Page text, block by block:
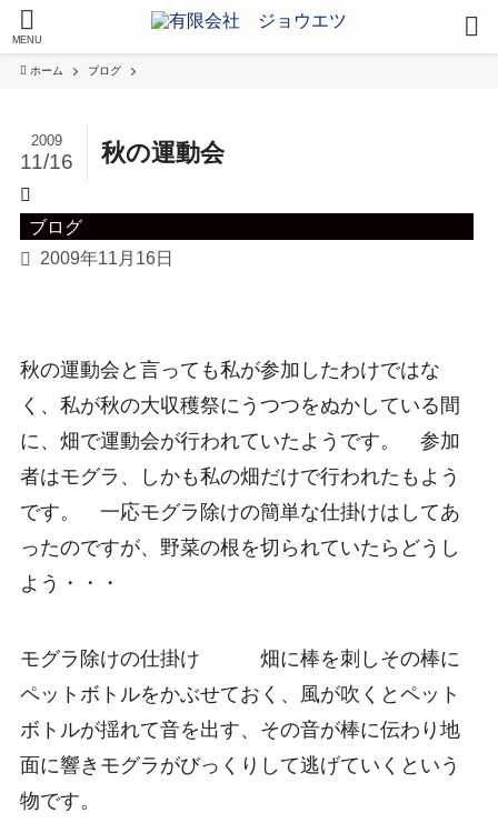
MENU
ホーム ブログ
秋の運動会
2009
11/16
ブログ
2009年11月16日
秋の運動会と言っても私が参加したわけではな
く、私が秋の大収穫祭にうつつをぬかしている間
に、畑で運動会が行われていたようです。 参加
者はモグラ、しかも私の畑だけで行われたもよう
です。 一応モグラ除けの簡単な仕掛けはしてあ
ったのですが、野菜の根を切られていたらどうし
よう・・・
モグラ除けの仕掛け 畑に棒を刺しその棒に
ペットボトルをかぶせておく、風が吹くとペット
ボトルが揺れて音を出す、その音が棒に伝わり地
面に響きモグラがびっくりして逃げていくという
物です。